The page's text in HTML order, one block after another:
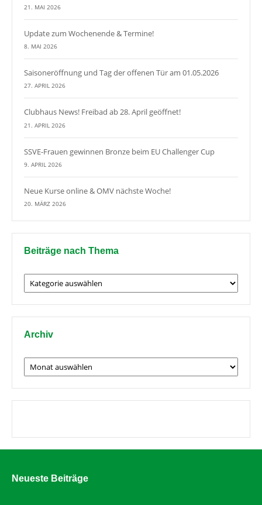
21. MAI 2026
Update zum Wochenende & Termine!
8. MAI 2026
Saisoneröffnung und Tag der offenen Tür am 01.05.2026
27. APRIL 2026
Clubhaus News! Freibad ab 28. April geöffnet!
21. APRIL 2026
SSVE-Frauen gewinnen Bronze beim EU Challenger Cup
9. APRIL 2026
Neue Kurse online & OMV nächste Woche!
20. MÄRZ 2026
Beiträge nach Thema
Beiträge
nach
Thema
Archiv
Archiv
Neueste Beiträge